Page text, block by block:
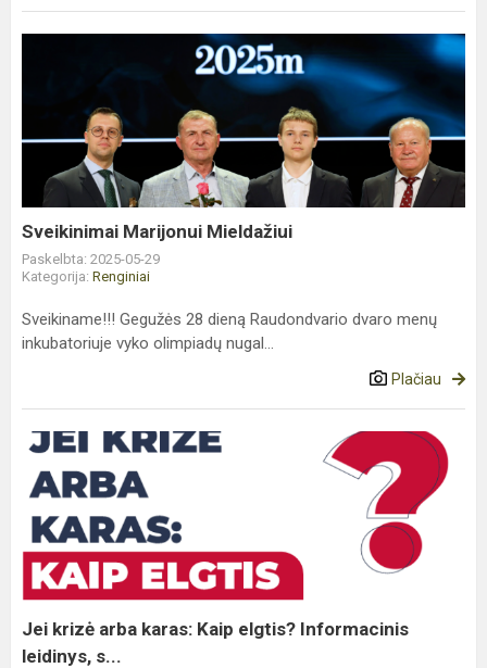
Sveikinimai Marijonui Mieldažiui
Paskelbta: 2025-05-29
Kategorija: Renginiai
Sveikiname!!! Gegužės 28 dieną Raudondvario dvaro menų
inkubatoriuje vyko olimpiadų nugal...
Plačiau
Jei
krizė
arba
karas:
Kaip
elgtis?
Informacinis
leidinys,
s...
Jei krizė arba karas: Kaip elgtis? Informacinis
leidinys, s...